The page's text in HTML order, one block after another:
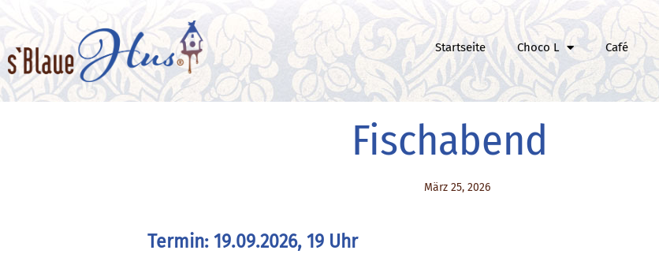
Startseite Choco L Café
Fischabend
März 25, 2026
Termin: 19.09.2026, 19 Uhr